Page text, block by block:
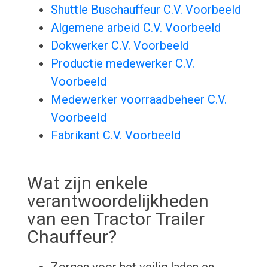
Shuttle Buschauffeur C.V. Voorbeeld
Algemene arbeid C.V. Voorbeeld
Dokwerker C.V. Voorbeeld
Productie medewerker C.V.
Voorbeeld
Medewerker voorraadbeheer C.V.
Voorbeeld
Fabrikant C.V. Voorbeeld
Wat zijn enkele
verantwoordelijkheden
van een Tractor Trailer
Chauffeur?